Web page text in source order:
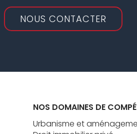
NOUS CONTACTER
NOS DOMAINES DE
Urbanisme et